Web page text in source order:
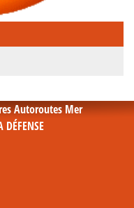
Autoroutes Mer